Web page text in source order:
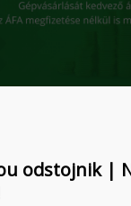
KERTITOX
O nama
Kontakt
odstojnik |